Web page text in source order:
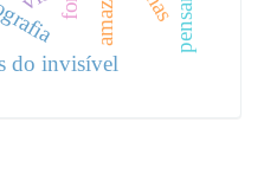
do invisível